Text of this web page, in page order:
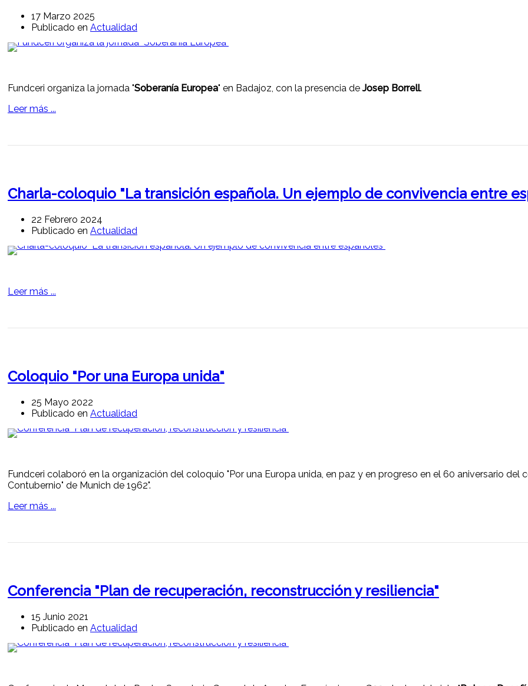
17 Marzo 2025
Publicado en Actualidad
Fundceri organiza la jornada "Soberanía Europea" en Badajoz, con la presencia deJosep Borrell.
Leer más ...
Charla-coloquio "La transición española. Un ejemplo de convivencia entre
22 Febrero 2024
Publicado en Actualidad
Leer más ...
Coloquio "Por una Europa unida"
25 Mayo 2022
Publicado en Actualidad
Fundceri colaboró en la organización del coloquio "Por una Europa unida, en paz y en progreso en el 60 aniversario del
Contubernio" de Munich de 1962".
Leer más ...
Conferencia "Plan de recuperación, reconstrucción y resiliencia"
15 Junio 2021
Publicado en Actualidad